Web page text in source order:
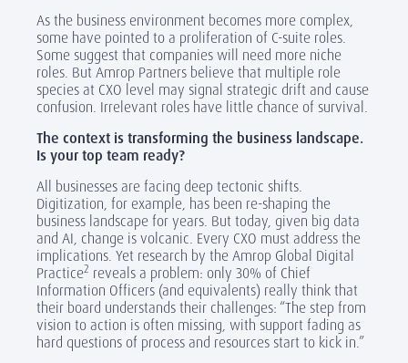
As the business environment becomes more complex,
some have pointed to a proliferation of C-suite roles.
Some suggest that companies will need more niche
roles. But Amrop Partners believe that multiple role
species at CXO level may signal strategic drift and cause
confusion. Irrelevant roles have little chance of survival.
The context is transforming the business landscape.
Is your top team ready?
All businesses are facing deep tectonic shifts.
Digitization, for example, has been re-shaping the
business landscape for years. But today, given big data
and AI, change is volcanic. Every CXO must address the
implications. Yet research by the Amrop Global Digital
Practice2 reveals a problem: only 30% of Chief
Information Officers (and equivalents) really think that
their board understands their challenges: “The step from
vision to action is often missing, with support fading as
hard questions of process and resources start to kick in.”